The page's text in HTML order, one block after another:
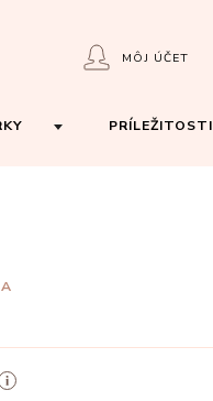
MÔJ ÚČET
PRÍLEŽITOSTI